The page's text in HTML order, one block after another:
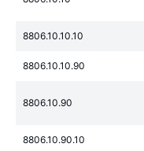
8806.10.10.10
8806.10.10.90
8806.10.90
8806.10.90.10